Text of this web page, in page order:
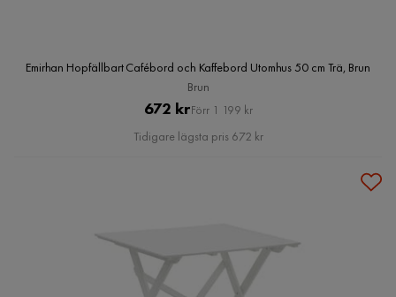
Emirhan Hopfällbart Cafébord och Kaffebord Utomhus 50 cm Trä, Brun
Brun
Pris
672 kr Original
Pris
Förr 1 199 kr
Tidigare lägsta pris 672 kr